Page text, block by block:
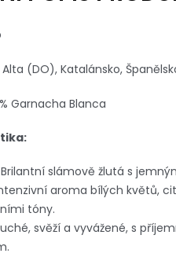
(DO), Katalánsko,
Garnacha Blanca
Brilantní slámově žlutá s
aroma bílých květů,
tóny.
svěží a vyvážené, s